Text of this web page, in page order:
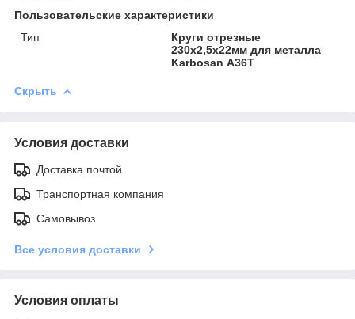
Пользовательские характеристики
Тип
Круги отрезные
230х2,5х22мм для металла
Karbosan А36T
Скрыть
Условия доставки
Доставка почтой
Транспортная компания
Самовывоз
Все условия доставки
Условия оплаты